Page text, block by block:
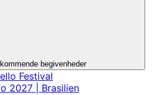
begivenheder
2027 | Brasilien